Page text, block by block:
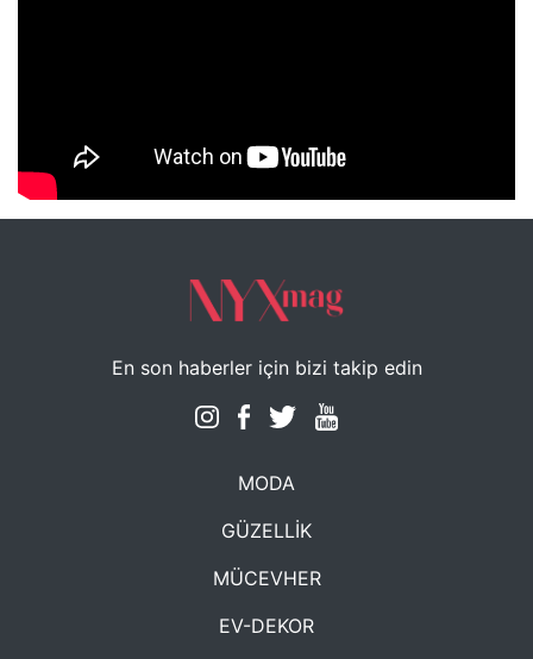
NYXmag 2. Yaş Kutlama Etkinliği
En son haberler için bizi takip edin
MODA
GÜZELLİK
MÜCEVHER
EV-DEKOR